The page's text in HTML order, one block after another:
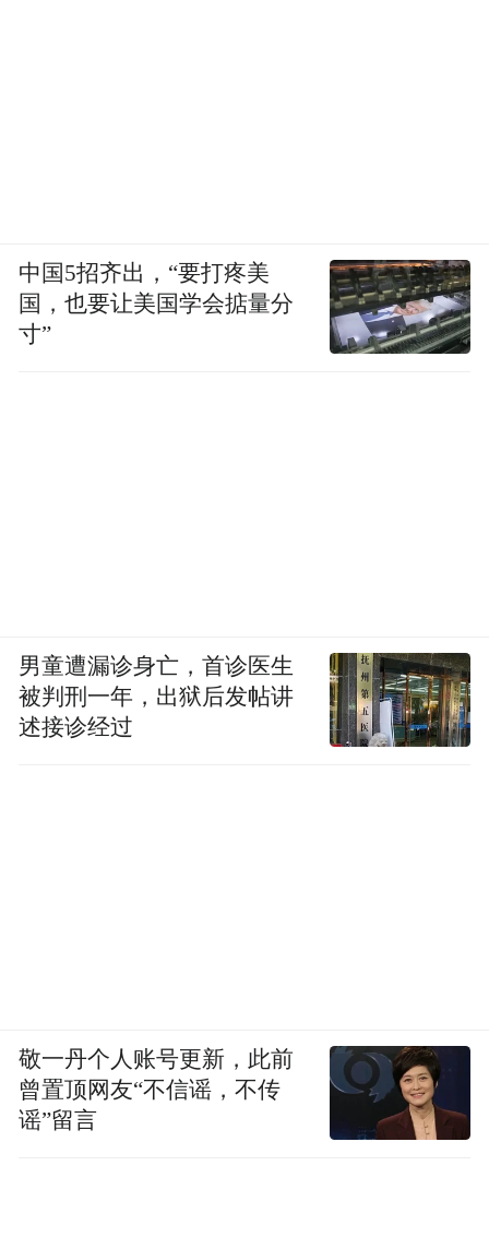
中国5招齐出，“要打疼美
国，也要让美国学会掂量分
寸”
男童遭漏诊身亡，首诊医生
被判刑一年，出狱后发帖讲
述接诊经过
敬一丹个人账号更新，此前
曾置顶网友“不信谣，不传
谣”留言